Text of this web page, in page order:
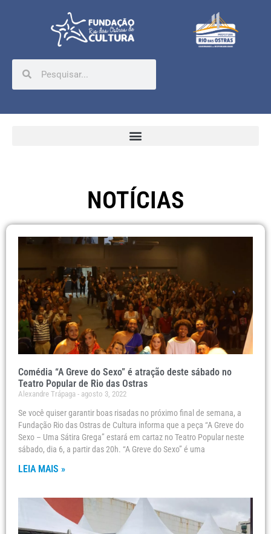
NOTÍCIAS
Comédia “A Greve do Sexo” é atração deste sábado no
Teatro Popular de Rio das Ostras
Alexandre Trápaga agosto 3, 2022
Se você quiser garantir boas risadas no próximo final de semana, a
Fundação Rio das Ostras de Cultura informa que a peça “A Greve do
Sexo – Uma Sátira Grega” estará em cartaz no Teatro Popular neste
sábado, dia 6, a partir das 20h. “A Greve do Sexo” é uma
LEIA MAIS »